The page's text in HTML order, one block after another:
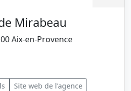
Mirabeau
Aix-en-Provence
Site web de l'agence